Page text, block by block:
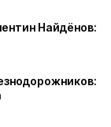
Найдёнов: